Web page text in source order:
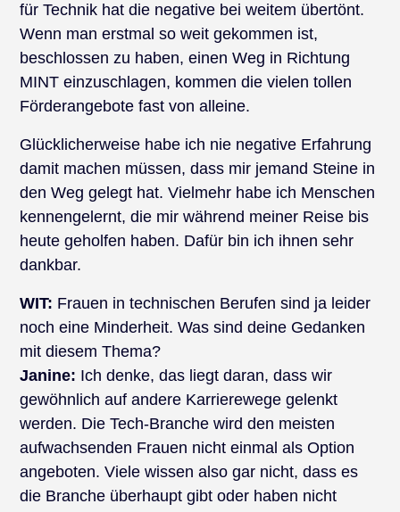
für Technik hat die negative bei weitem übertönt.
Wenn man erstmal so weit gekommen ist,
beschlossen zu haben, einen Weg in Richtung
MINT einzuschlagen, kommen die vielen tollen
Förderangebote fast von alleine.
Glücklicherweise habe ich nie negative Erfahrung
damit machen müssen, dass mir jemand Steine in
den Weg gelegt hat. Vielmehr habe ich Menschen
kennengelernt, die mir während meiner Reise bis
heute geholfen haben. Dafür bin ich ihnen sehr
dankbar.
WIT: Frauen in technischen Berufen sind ja leider
noch eine Minderheit. Was sind deine Gedanken
mit diesem Thema?
Janine: Ich denke, das liegt daran, dass wir
gewöhnlich auf andere Karrierewege gelenkt
werden. Die Tech-Branche wird den meisten
aufwachsenden Frauen nicht einmal als Option
angeboten. Viele wissen also gar nicht, dass es
die Branche überhaupt gibt oder haben nicht